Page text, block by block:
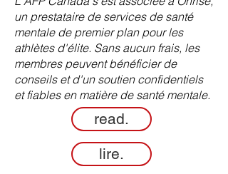
un prestataire de services de santé
mentale de premier plan pour les
athlètes d'élite. Sans aucun frais, les
membres peuvent bénéficier de
conseils et d'un soutien confidentiels
et fiables en matière de santé mentale.
read.
lire.